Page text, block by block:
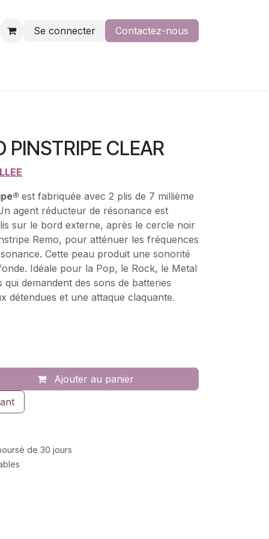
Se connecter Contactez-nous
PINSTRIPE CLEAR
est fabriquée avec 2 plis de 7 millième
agent réducteur de résonance est
sur le bord externe, après le cercle noir
Remo, pour atténuer les fréquences
Cette peau produit une sonorité
Idéale pour la Pop, le Rock, le Metal
qui demandent des sons de batteries
détendues et une attaque claquante.
Ajouter au panier
de 30 jours